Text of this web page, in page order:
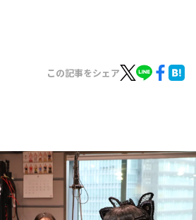
ズ
この記事をシェア